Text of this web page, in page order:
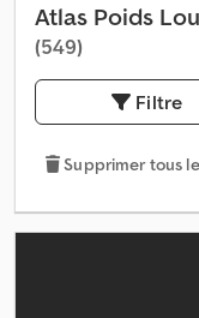
Atlas Poids
(549)
Filtre
Supprimer tous